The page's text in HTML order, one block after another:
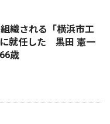
織される「横浜市工
就任した 黒田 憲一
歳